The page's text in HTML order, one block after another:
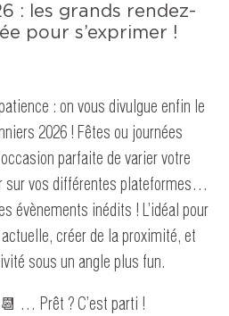
: les grands rendez-
pour s’exprimer !
: on vous divulgue enfin le
2026 ! Fêtes ou journées
parfaite de varier votre
sur vos différentes plateformes…
évènements inédits ! L’idéal pour
créer de la proximité, et
sous un angle plus fun.
… Prêt ? C’est parti !